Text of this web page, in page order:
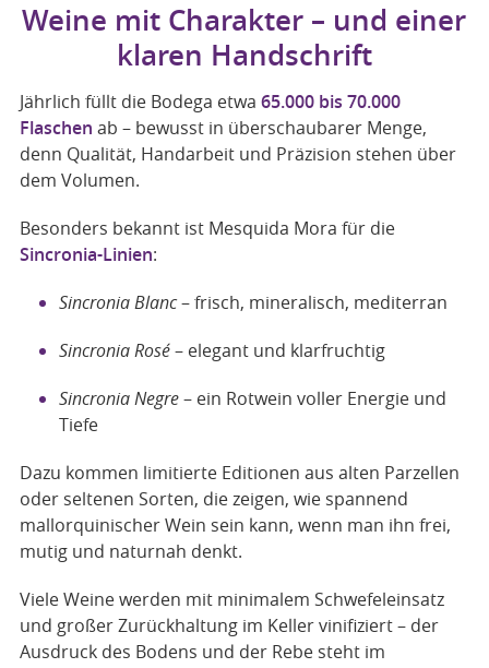
Weine mit Charakter – und einer
klaren Handschrift
Jährlich füllt die Bodega etwa 65.000 bis 70.000
Flaschen ab – bewusst in überschaubarer Menge,
denn Qualität, Handarbeit und Präzision stehen über
dem Volumen.
Besonders bekannt ist Mesquida Mora für die
Sincronia-Linien:
Sincronia Blanc– frisch, mineralisch, mediterran
Sincronia Rosé– elegant und klarfruchtig
Sincronia Negre– ein Rotwein voller Energie und
Tiefe
Dazu kommen limitierte Editionen aus alten Parzellen
oder seltenen Sorten, die zeigen, wie spannend
mallorquinischer Wein sein kann, wenn man ihn frei,
mutig und naturnah denkt.
Viele Weine werden mit minimalem Schwefeleinsatz
und großer Zurückhaltung im Keller vinifiziert – der
Ausdruck des Bodens und der Rebe steht im